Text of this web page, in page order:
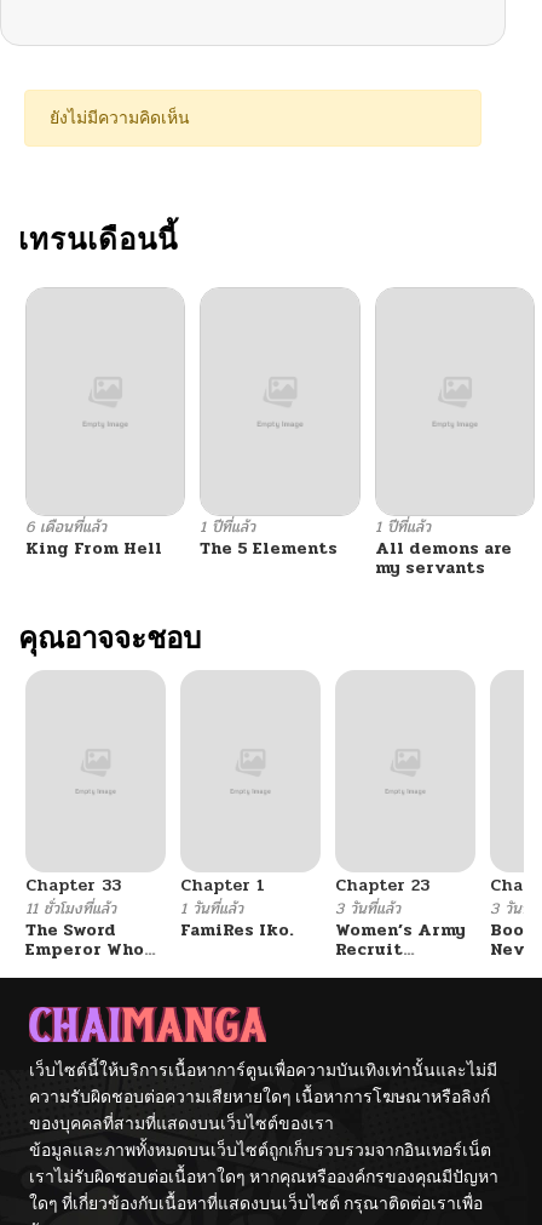
07/30/2025
ตอนที่ 144 07/23/2025
ตอนที่ 142
ตอนที่ 141
ตอนที่ 139 06/18/2025
ตอนที่ 138
ตอนที่ 137 06/04/2025
ตอนที่ 136
ตอนที่ 132 04/30/2025
ตอนที่ 131
ตอนที่ 130
ตอนที่ 129 04/10/2025
ตอนที่ 128 04/02/2025
ยังไม่มีความคิดเห็น
เทรนเดือนนี้
6 เดือนที่แล้ว
King From Hell
1 ปีที่แล้ว
The 5 Elements
1 ปีที่แล้ว
All demons are
my servants
คุณอาจจะชอบ
Chapter 33
11 ชั่วโมงที่แล้ว
The Sword
Emperor Who
จักรพรรดิเทพดาบ
ผงาดเหนือชาติภพ
Chapter 1
1 วันที่แล้ว
FamiRes Iko.
Chapter 23
3 วันที่แล้ว
Women’s Army
Recruit
3 วันที่
เว็บไซต์นี้ให้บริการเนื้อหาการ์ตูนเพื่อความบันเทิงเท่านั้นและไม่มี
ความรับผิดชอบต่อความเสียหายใดๆ เนื้อหาการโฆษณาหรือลิงก์
ของบุคคลที่สามที่แสดงบนเว็บไซต์ของเรา
ข้อมูลและภาพทั้งหมดบนเว็บไซต์ถูกเก็บรวบรวมจากอินเทอร์เน็ต
เราไม่รับผิดชอบต่อเนื้อหาใดๆ หากคุณหรือองค์กรของคุณมีปัญหา
ใดๆ ที่เกี่ยวข้องกับเนื้อหาที่แสดงบนเว็บไซต์ กรุณาติดต่อเราเพื่อ